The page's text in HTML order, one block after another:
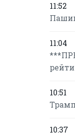
11:52
11:04
10:51
10:37